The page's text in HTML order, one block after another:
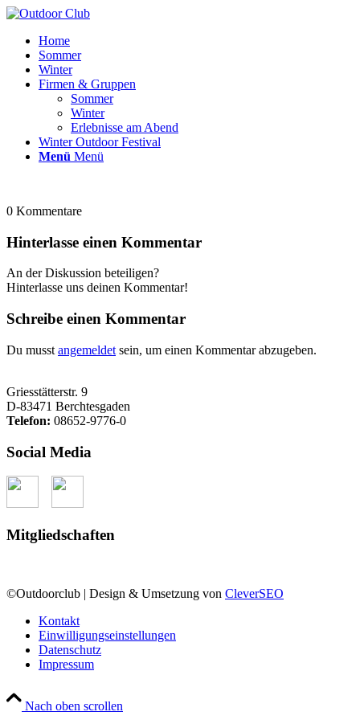
Home
Sommer
Winter
Firmen & Gruppen
Sommer
Winter
Erlebnisse am Abend
Winter Outdoor Festival
Menü Menü
0 Kommentare
Hinterlasse einen Kommentar
An der Diskussion beteiligen?
Hinterlasse uns deinen Kommentar!
Schreibe einen Kommentar
Du musst angemeldet sein, um einen Kommentar abzugeben.
Griesstätterstr. 9
D-83471 Berchtesgaden
Telefon: 08652-9776-0
Social Media
Mitgliedschaften
©Outdoorclub | Design & Umsetzung von CleverSEO
Kontakt
Einwilligungseinstellungen
Datenschutz
Impressum
Nach oben scrollen